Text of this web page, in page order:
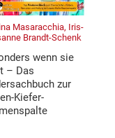
Masaracchia, Iris-
Brandt-Schenk
wenn sie
– Das
zur
Kiefer-